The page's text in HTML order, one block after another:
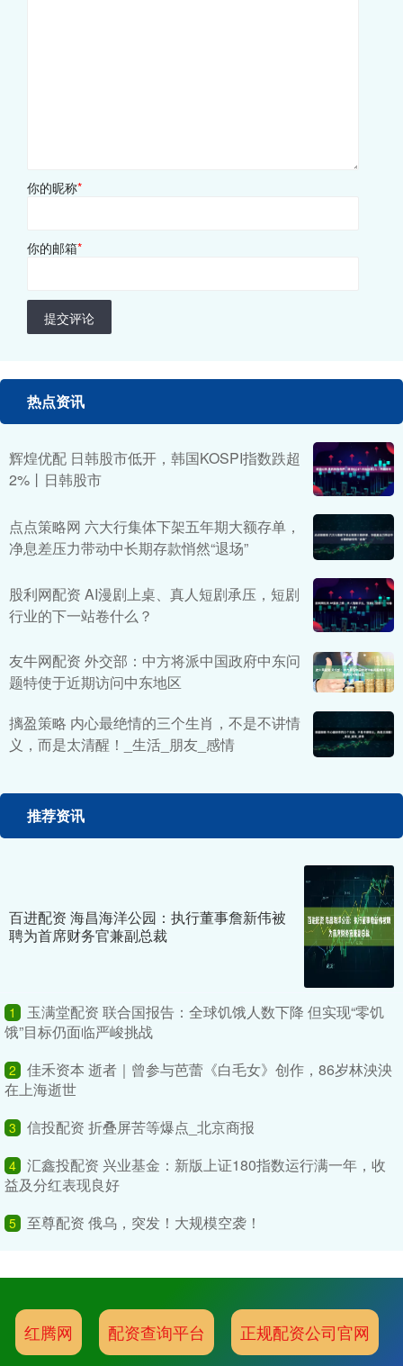
你的昵称*
你的邮箱*
提交评论
热点资讯
辉煌优配 日韩股市低开，韩国KOSPI指数跌超
2%丨日韩股市
点点策略网 六大行集体下架五年期大额存单，
净息差压力带动中长期存款悄然“退场”
股利网配资 AI漫剧上桌、真人短剧承压，短剧
行业的下一站卷什么？
友牛网配资 外交部：中方将派中国政府中东问
题特使于近期访问中东地区
摛盈策略 内心最绝情的三个生肖，不是不讲情
义，而是太清醒！_生活_朋友_感情
推荐资讯
百进配资 海昌海洋公园：执行董事詹新伟被
聘为首席财务官兼副总裁
1
玉满堂配资 联合国报告：全球饥饿人数下降 但实现“零饥
饿”目标仍面临严峻挑战
2
佳禾资本 逝者｜曾参与芭蕾《白毛女》创作，86岁林泱泱
在上海逝世
3 信投配资 折叠屏苦等爆点_北京商报
4 汇鑫投配资 兴业基金：新版上证180指数运行满一年，收
益及分红表现良好
5 至尊配资 俄乌，突发！大规模空袭！
红腾网 配资查询平台 正规配资公司官网